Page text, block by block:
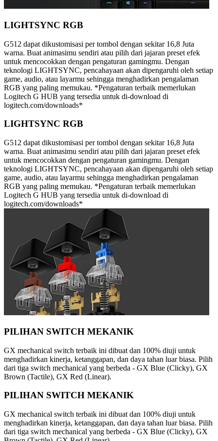
LIGHTSYNC RGB
G512 dapat dikustomisasi per tombol dengan sekitar 16,8 Juta
warna. Buat animasimu sendiri atau pilih dari jajaran preset efek
untuk mencocokkan dengan pengaturan gamingmu. Dengan
teknologi LIGHTSYNC, pencahayaan akan dipengaruhi oleh setiap
game, audio, atau layarmu sehingga menghadirkan pengalaman
RGB yang paling memukau. *Pengaturan terbaik memerlukan
Logitech G HUB yang tersedia untuk di-download di
logitech.com/downloads*
LIGHTSYNC RGB
G512 dapat dikustomisasi per tombol dengan sekitar 16,8 Juta
warna. Buat animasimu sendiri atau pilih dari jajaran preset efek
untuk mencocokkan dengan pengaturan gamingmu. Dengan
teknologi LIGHTSYNC, pencahayaan akan dipengaruhi oleh setiap
game, audio, atau layarmu sehingga menghadirkan pengalaman
RGB yang paling memukau. *Pengaturan terbaik memerlukan
Logitech G HUB yang tersedia untuk di-download di
logitech.com/downloads*
PILIHAN SWITCH MEKANIK
GX mechanical switch terbaik ini dibuat dan 100% diuji untuk
menghadirkan kinerja, ketanggapan, dan daya tahan luar biasa. Pilih
dari tiga switch mechanical yang berbeda - GX Blue (Clicky), GX
Brown (Tactile), GX Red (Linear).
PILIHAN SWITCH MEKANIK
GX mechanical switch terbaik ini dibuat dan 100% diuji untuk
menghadirkan kinerja, ketanggapan, dan daya tahan luar biasa. Pilih
dari tiga switch mechanical yang berbeda - GX Blue (Clicky), GX